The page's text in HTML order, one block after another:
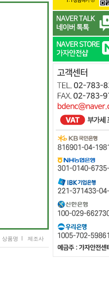
상품명 제조사